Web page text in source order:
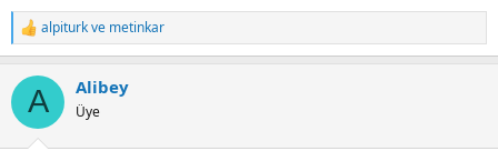
T
e
k
l
alpiturkve metinkar
A Alibey
Üye